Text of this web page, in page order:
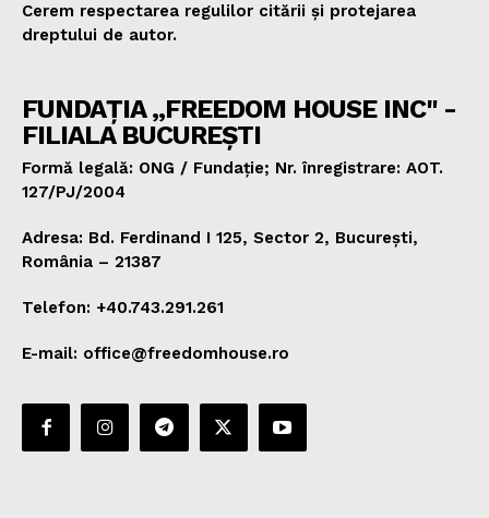
Cerem respectarea regulilor citării și protejarea
dreptului de autor.
FUNDAȚIA „FREEDOM HOUSE INC" -
FILIALA BUCUREȘTI
Formă legală: ONG / Fundație; Nr. înregistrare: AOT.
127/PJ/2004
Adresa: Bd. Ferdinand I 125, Sector 2, București,
România – 21387
Telefon: +40.743.291.261
E-mail: office@freedomhouse.ro